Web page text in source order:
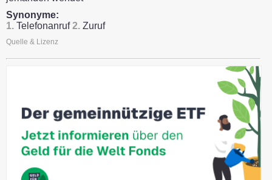
Synonyme:
1. Telefonanruf2. Zuruf
Quelle & Lizenz